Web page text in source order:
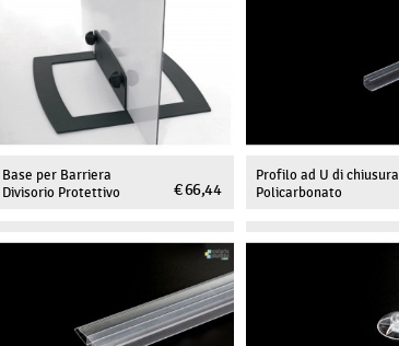
Base per Barriera
Divisorio Protettivo
€ 66,44
Profilo ad U di chiusura
Policarbonato